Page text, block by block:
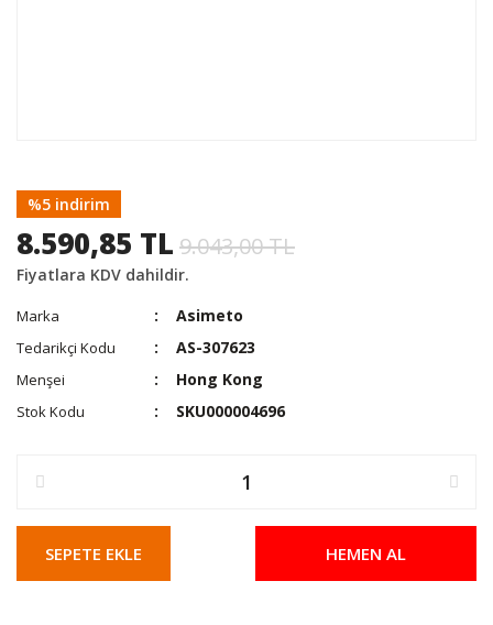
%5 indirim
8.590,85 TL 9.043,00 TL
Fiyatlara KDV dahildir.
Marka Asimeto
Tedarikçi Kodu AS-307623
Menşei Hong Kong
Stok Kodu SKU000004696
SEPETE EKLE HEMEN AL